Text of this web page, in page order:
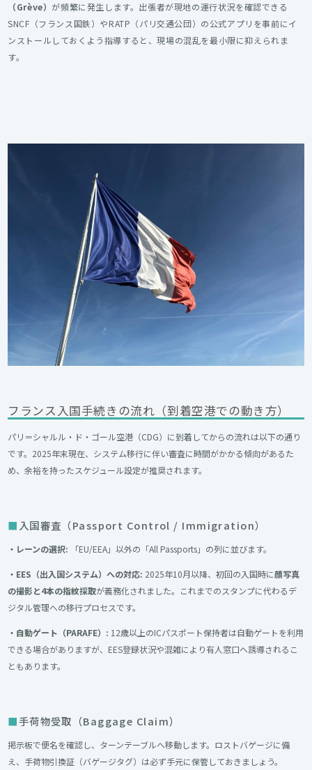
（Grève） が頻繁に発生します。出張者が現地の運行状況を確認できる
SNCF（フランス国鉄）やRATP（パリ交通公団）の公式アプリを事前にイ
ンストールしておくよう指導すると、現場の混乱を最小限に抑えられま
す。
フランス入国手続きの流れ（到着空港での動き方）
パリ＝シャルル・ド・ゴール空港（CDG）に到着してからの流れは以下の通り
です。2025年末現在、システム移行に伴い審査に時間がかかる傾向があるた
め、余裕を持ったスケジュール設定が推奨されます。
入国審査（Passport Control / Immigration）
・レーンの選択: 「EU/EEA」以外の「All Passports」の列に並びます。
・EES（出入国システム）への対応: 2025年10月以降、初回の入国時に顔写真
の撮影と4本の指紋採取が義務化されました。これまでのスタンプに代わるデ
ジタル管理への移行プロセスです。
・自動ゲート（PARAFE）: 12歳以上のICパスポート保持者は自動ゲートを利用
できる場合がありますが、EES登録状況や混雑により有人窓口へ誘導されるこ
ともあります。
手荷物受取（Baggage Claim）
掲示板で便名を確認し、ターンテーブルへ移動します。ロストバゲージに備
え、手荷物引換証（バゲージタグ）は必ず手元に保管しておきましょう。